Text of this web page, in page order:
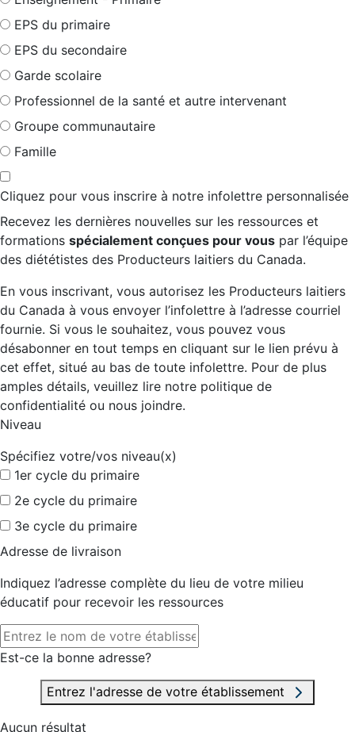
EPS du primaire
EPS du secondaire
Garde scolaire
Professionnel de la santé et autre intervenant
Groupe communautaire
Famille
Cliquez pour vous inscrire à notre infolettre personnalisée
Recevez les dernières nouvelles sur les ressources et
formations spécialement conçues pour vous par l’équipe
des diététistes des Producteurs laitiers du Canada.
En vous inscrivant, vous autorisez les Producteurs laitiers
du Canada à vous envoyer l’infolettre à l’adresse courriel
fournie. Si vous le souhaitez, vous pouvez vous
désabonner en tout temps en cliquant sur le lien prévu à
cet effet, situé au bas de toute infolettre. Pour de plus
amples détails, veuillez lire notre politique de
confidentialité ou nous joindre.
Niveau
Spécifiez votre/vos niveau(x)
1er cycle du primaire
2e cycle du primaire
3e cycle du primaire
Adresse de livraison
Indiquez l’adresse complète du lieu de votre milieu
éducatif pour recevoir les ressources
Est-ce la bonne adresse?
Entrez l'adresse de votre établissement
Aucun résultat